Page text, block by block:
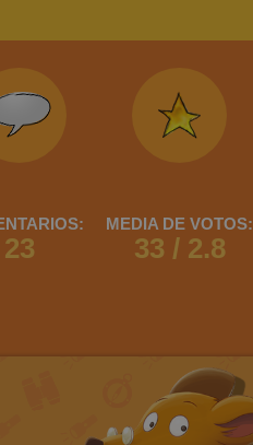
23
MEDIA DE VOTOS:
33 / 2.8